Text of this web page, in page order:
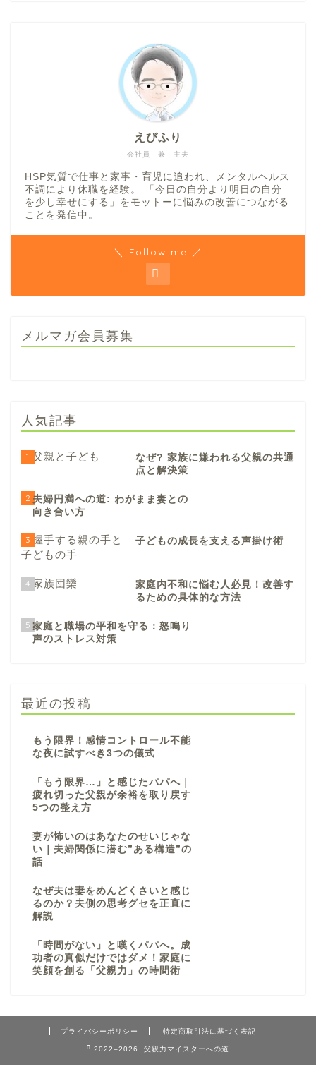
会社員 兼 主夫
えびふり
HSP気質で仕事と家事・育児に追われ、メンタルヘルス
不調により休職を経験。 「今日の自分より明日の自分
を少し幸せにする」をモットーに悩みの改善につながる
ことを発信中。
＼ Follow me ／
メルマガ会員募集
人気記事
1
なぜ? 家族に嫌われる父親の共通
点と解決策
2 夫婦円満への道: わがまま妻との
向き合い方
3 子どもの成長を支える声掛け術
4
家庭内不和に悩む人必見！改善す
るための具体的な方法
5 家庭と職場の平和を守る：怒鳴り
声のストレス対策
最近の投稿
もう限界！感情コントロール不能
な夜に試すべき3つの儀式
「もう限界…」と感じたパパへ｜
疲れ切った父親が余裕を取り戻す
5つの整え方
妻が怖いのはあなたのせいじゃな
い｜夫婦関係に潜む”ある構造”の
話
なぜ夫は妻をめんどくさいと感じ
るのか？夫側の思考グセを正直に
解説
「時間がない」と嘆くパパへ。成
功者の真似だけではダメ！家庭に
笑顔を創る「父親力」の時間術
プライバシーポリシー 特定商取引法に基づく表記
2022–2026 父親力マイスターへの道